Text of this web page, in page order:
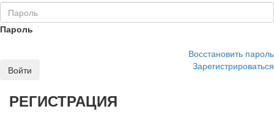
Пароль
Восстановить пароль
Войти
Зарегистрироваться
РЕГИСТРАЦИЯ